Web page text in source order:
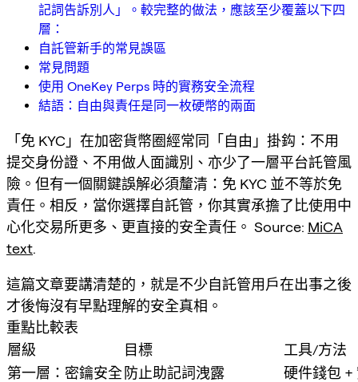
記詞告訴別人」。較完整的做法，應該至少覆蓋以下四
層：
自託管新手的常見誤區
常見問題
使用 OneKey Perps 時的實務安全流程
結語：自由與責任是同一枚硬幣的兩面
「免 KYC」在加密貨幣圈經常同「自由」掛鈎：不用
提交身份證、不用做人面識別、亦少了一層平台託管風
險。但有一個關鍵誤解必須釐清：免 KYC 並不等於免
責任。相反，當你選擇自託管，你其實承擔了比使用中
心化交易所更多、更直接的安全責任。 Source: MiCA
text.
這篇文章要講清楚的，就是不少自託管用戶在出事之後
才後悔沒有早點理解的安全真相。
重點比較表
層級
目標
工具/方法
第一層：密鑰安全 防止助記詞洩露
硬件錢包 +